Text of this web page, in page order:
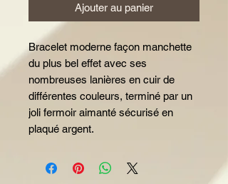
Ajouter au panier
Bracelet moderne façon manchette
du plus bel effet avec ses
nombreuses lanières en cuir de
différentes couleurs, terminé par un
joli fermoir aimanté sécurisé en
plaqué argent.